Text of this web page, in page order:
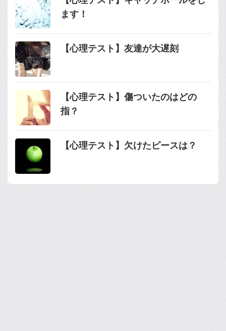
ます！
【心理テスト】友達が大遅刻
【心理テスト】傷ついたのはどの
指？
【心理テスト】欠けたピースは？